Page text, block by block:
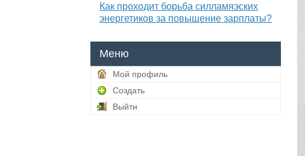
Как проходит борьба силламяэских
энергетиков за повышение зарплаты?
Меню
Мой профиль
Создать
Выйти